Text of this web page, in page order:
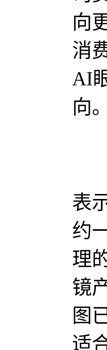
向
消
AI
向
表
约
理
镜
图
适